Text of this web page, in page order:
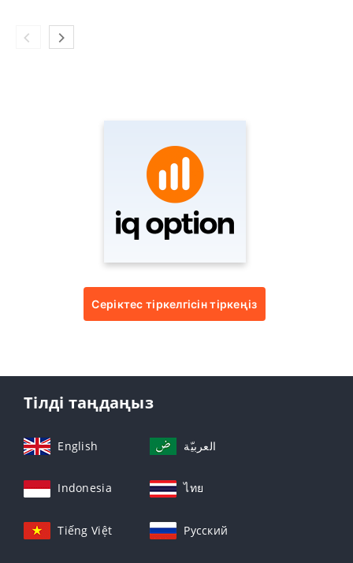
Серіктес тіркелгісін тіркеңіз
Тілді таңдаңыз
English العربيّة
Indonesia ไทย
Tiếng Việt Русский